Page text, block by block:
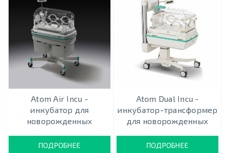
Atom Air Incu -
инкубатор для
новорожденных
ПОДРОБНЕЕ
Atom Dual Incu -
инкубатор-трансформер
для новорожденных
ПОДРОБНЕЕ